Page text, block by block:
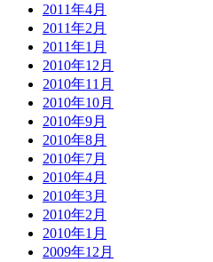
2011年4月
2011年2月
2011年1月
2010年12月
2010年11月
2010年10月
2010年9月
2010年8月
2010年7月
2010年4月
2010年3月
2010年2月
2010年1月
2009年12月